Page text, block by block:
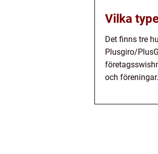
Vilka
Det finns tre
Plusgiro/
och föreningar.